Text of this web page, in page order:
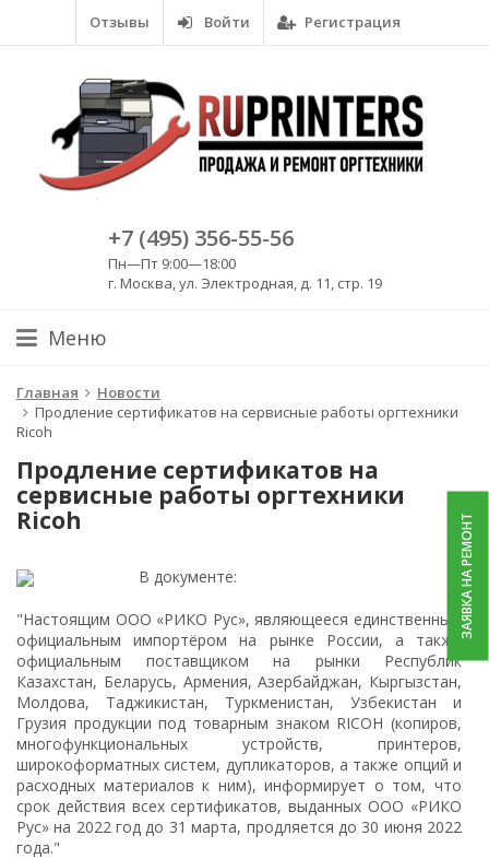
Отзывы Войти Регистрация
+7 (495) 356-55-56
Пн—Пт 9:00—18:00
г. Москва, ул. Электродная, д. 11, стр. 19
Меню
Главная
Новости
Продление сертификатов на сервисные работы оргтехники
Ricoh
Продление сертификатов на
сервисные работы оргтехники
Ricoh
В документе:
"Настоящим ООО «РИКО Рус», являющееся единственным
официальным импортёром на рынке России, а также
официальным поставщиком на рынки Республик
Казахстан, Беларусь, Армения, Азербайджан, Кыргызстан,
Молдова, Таджикистан, Туркменистан, Узбекистан и
Грузия продукции под товарным знаком RIСОН (копиров,
многофункциональных устройств, принтеров,
широкоформатных систем, дупликаторов, а также опций и
расходных материалов к ним), информирует о том, что
срок действия всех сертификатов, выданных ООО «РИКО
Рус» на 2022 год до 31 марта, продляется до 30 июня 2022
года."
ЗАЯВКА НА РЕМОНТ